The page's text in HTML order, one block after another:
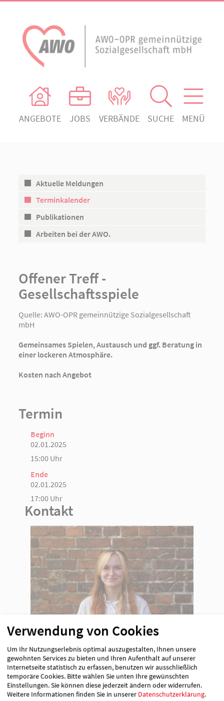
ANGEBOTE JOBS VERBÄNDE SUCHE MENÜ
AWO Ortsverein Rheinsberg
Aktuelle Meldungen
Terminkalender
Publikationen
Arbeiten bei der AWO.
Offener Treff -
Gesellschaftsspiele
Quelle: AWO-OPR gemeinnützige Sozialgesellschaft
mbH
Gemeinsames Spielen, Austausch und ggf. Beratung in
einer lockeren Atmosphäre.
Kosten nach Angebot
Termin
Beginn
02.01.2025
15:00 Uhr
Ende
02.01.2025
17:00 Uhr
Kontakt
Jolina Socher
0151 55641820
[E-Mail anzeigen]
Verwendung von Cookies
Um Ihr Nutzungserlebnis optimal auszugestalten, Ihnen unsere
gewohnten Services zu bieten und Ihren Aufenthalt auf unserer
Internetseite statistisch zu erfassen, benutzen wir ausschließlich
temporäre Cookies. Bitte wählen Sie unten Ihre gewünschten
Einstellungen. Sie können diese jederzeit ändern oder widerrufen.
Weitere Informationen finden Sie in unserer Datenschutzerklärung.